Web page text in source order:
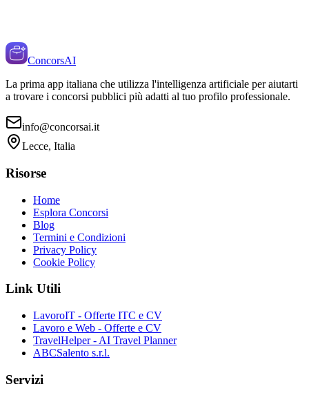
ConcorsAI
La prima app italiana che utilizza l'intelligenza artificiale per aiutarti
a trovare i concorsi pubblici più adatti al tuo profilo professionale.
info@concorsai.it
Lecce, Italia
Risorse
Home
Esplora Concorsi
Blog
Termini e Condizioni
Privacy Policy
Cookie Policy
Link Utili
LavoroIT - Offerte ITC e CV
Lavoro e Web - Offerte e CV
TravelHelper - AI Travel Planner
ABCSalento s.r.l.
Servizi